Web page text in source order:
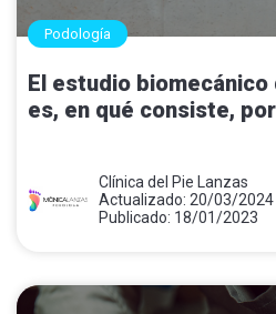
Podología
El estudio biomecánico
es, en qué consiste,
Clínica del Pie Lanzas
Actualizado: 20/03/2024
Publicado: 18/01/2023